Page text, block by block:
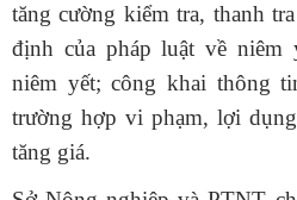
tăng cường kiểm tra, thanh
định của pháp luật về niêm
niêm yết; công khai thông
trường hợp vi phạm, lợi
tăng giá.